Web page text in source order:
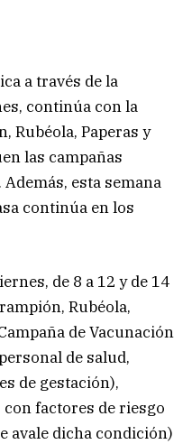
a través de la
continúa con la
Rubéola, Paperas y
las campañas
esta semana
continúa en los
de 8 a 12 y de 14
Rubéola,
de Vacunación
de salud,
de gestación),
factores de riesgo
avale dicha condición)